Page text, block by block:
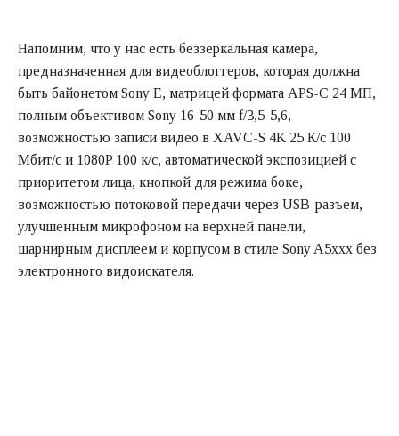
Напомним, что у нас есть беззеркальная камера,
предназначенная для видеоблоггеров, которая должна
быть байонетом Sony E, матрицей формата APS-C 24 МП,
полным объективом Sony 16-50 мм f/3,5-5,6,
возможностью записи видео в XAVC-S 4K 25 К/с 100
Мбит/с и 1080P 100 к/с, автоматической экспозицией с
приоритетом лица, кнопкой для режима боке,
возможностью потоковой передачи через USB-разъем,
улучшенным микрофоном на верхней панели,
шарнирным дисплеем и корпусом в стиле Sony A5xxx без
электронного видоискателя.